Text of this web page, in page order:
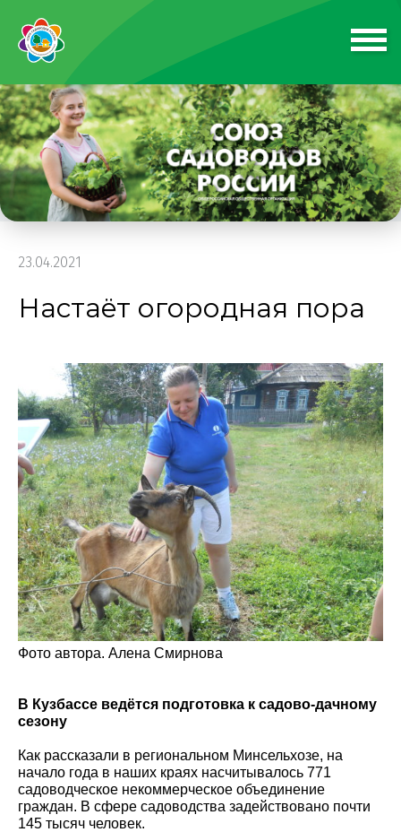
23.04.2021
Настаёт огородная пора
Фото автора. Алена Смирнова
В Кузбассе ведётся подготовка к садово-дачному
сезону
Как рассказали в региональном Минсельхозе, на
начало года в наших краях насчитывалось 771
садоводческое некоммерческое объединение
граждан. В сфере садоводства задействовано почти
145 тысяч человек.